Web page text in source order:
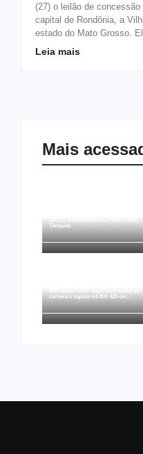
(27) o leilão de
capital de Rondônia, a
estado do Mato Grosso.
Leia mais
Mais
18 a 27 de setembro no Parque dos
Tanques
carteira e sapato na BR 425 em…